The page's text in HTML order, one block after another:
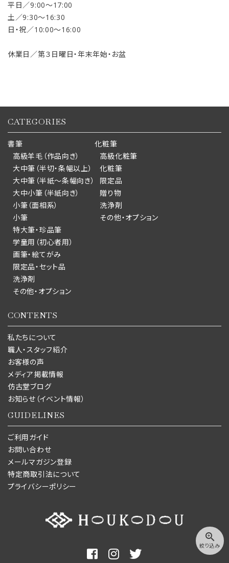
zoom_in
絞り込み
平日／9:00〜17:00
土／9:30〜16:30
日・祝／10:00〜16:00
休業日／第３日曜日・年末年始・お盆
CATEGORIES
書筆
高級羊毛（作品向き）
大中筆（半切・条幅以上）
大中筆（半紙～条幅向き）
大中小筆（半紙向き）
小筆（面相系）
小筆
特大筆・珍品筆
学童用（初心者用）
画筆・絵てがみ
限定品・セット品
洗浄剤
その他・オプション
化粧筆
高級化粧筆
化粧筆
限定品
贈り物
洗浄剤
その他・オプション
CONTENTS
私たちについて
職人・スタッフ紹介
お客様の声
メディア掲載情報
仿古堂ブログ
お知らせ（イベント情報）
GUIDELINES
ご利用ガイド
お問い合わせ
メールマガジン登録
特定商取引法について
プライバシーポリシー